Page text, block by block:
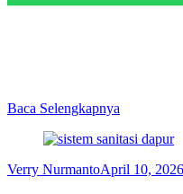
Baca Selengkapnya
Verry NurmantoApril 10, 2026